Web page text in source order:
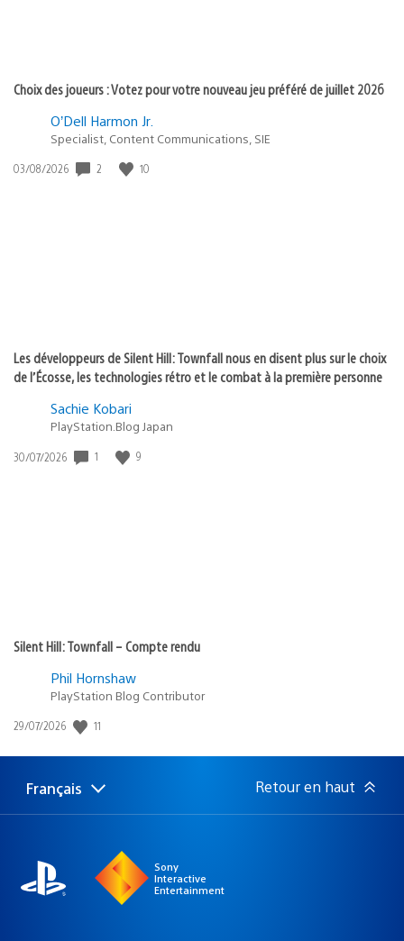
Choix des joueurs : Votez pour votre nouveau jeu préféré de juillet 2026
O’Dell Harmon Jr.
Specialist, Content Communications, SIE
Date
03/08/2026 2 10
Les développeurs de Silent Hill: Townfall nous en disent plus sur le choix
de l’Écosse, les technologies rétro et le combat à la première personne
Sachie Kobari
PlayStation.Blog Japan
Date
30/07/2026 1 9
Silent Hill: Townfall – Compte rendu
Phil Hornshaw
PlayStation Blog Contributor
Date
publication
29/07/2026 11
Choisir
une
Région
actuelle
Français Retour en haut
Sony
Interactive
Entertainment